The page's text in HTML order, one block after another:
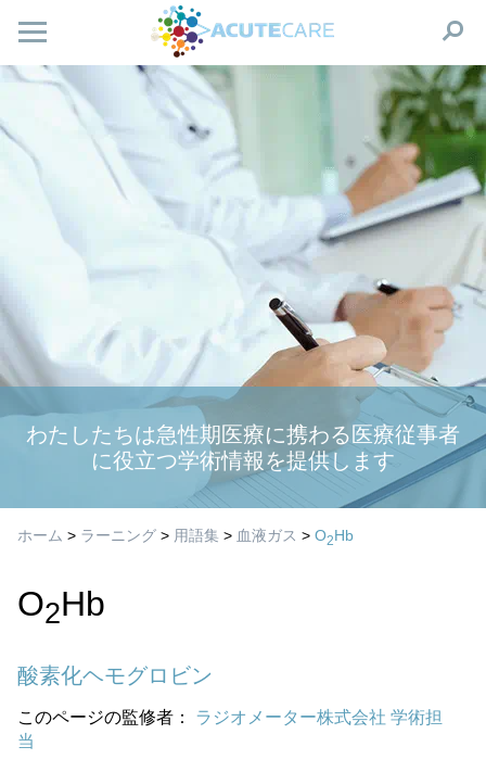
わたしたちは急性期医療に携わる医療従事者
に役立つ学術情報を提供します
ホーム > ラーニング > 用語集 > 血液ガス > O2Hb
O2Hb
酸素化ヘモグロビン
このページの監修者： ラジオメーター株式会社 学術担
当